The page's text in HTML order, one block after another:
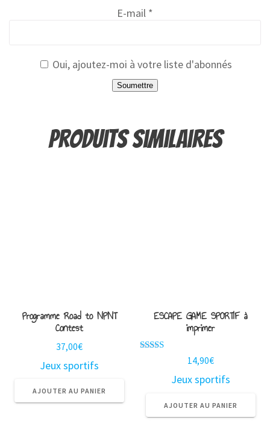
E-mail *
Oui, ajoutez-moi à votre liste d'abonnés
Produits similaires
Programme Road to NPNT
Contest
37,00€
Jeux sportifs
AJOUTER AU PANIER
ESCAPE GAME SPORTIF à
imprimer
14,90€
Jeux sportifs
AJOUTER AU PANIER